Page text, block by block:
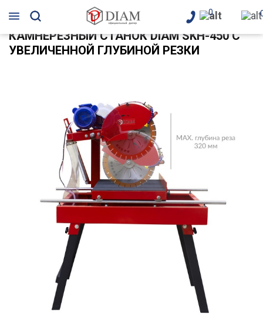
0
КАМНЕРЕЗНЫЙ СТАНОК DIAM SKH-450 С
УВЕЛИЧЕННОЙ ГЛУБИНОЙ РЕЗКИ